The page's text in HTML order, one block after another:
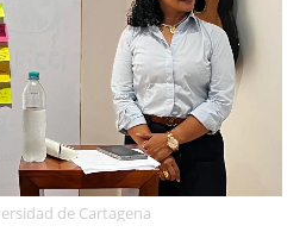
de Cartagena